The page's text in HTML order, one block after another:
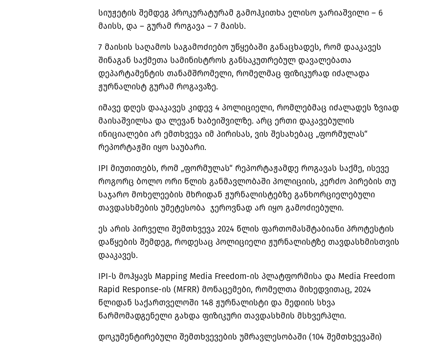
სიუჟეტის შემდეგ პროკურატურამ გამოჰკითხა ელისო ჯარიაშვილი – 6
მაისს, და – გურამ როგავა – 7 მაისს.
7 მაისის საღამოს საგამოძიებო უწყებაში განაცხადეს, რომ დააკავეს
შინაგან საქმეთა სამინისტროს განსაკუთრებულ დავალებათა
დეპარტამენტის თანამშრომელი, რომელმაც ფიზიკურად იძალადა
ჟურნალისტ გურამ როგავაზე.
იმავე დღეს დააკავეს კიდევ 4 პოლიციელი, რომლებმაც იძალადეს ზვიად
მაისაშვილსა და ლევან ხაბეიშვილზე. არც ერთი დაკავებულის
ინიციალები არ ემთხვევა იმ პირისას, ვის შესახებაც „ფორმულას“
რეპორტაჟში იყო საუბარი.
IPI მიუთითებს, რომ „ფორმულას“ რეპორტაჟამდე როგავას საქმე, ისევე
როგორც ბოლო ორი წლის განმავლობაში პოლიციის, კერძო პირების თუ
საჯარო მოხელეების მხრიდან ჟურნალისტებზე განხორციელებული
თავდასხმების უმეტესობა ჯეროვნად არ იყო გამოძიებული.
ეს არის პირველი შემთხვევა 2024 წლის ფართომასშტაბიანი პროტესტის
დაწყების შემდეგ, როდესაც პოლიციელი ჟურნალისტზე თავდასხმისთვის
დააკავეს.
IPI-ს მოჰყავს Mapping Media Freedom-ის პლატფორმისა და Media Freedom
Rapid Response-ის (MFRR) მონაცემები, რომელთა მიხედვითაც, 2024
წლიდან საქართველოში 148 ჟურნალისტი და მედიის სხვა
წარმომადგენელი გახდა ფიზიკური თავდასხმის მსხვერპლი.
დოკუმენტირებული შემთხვევების უმრავლესობაში (104 შემთხვევაში)